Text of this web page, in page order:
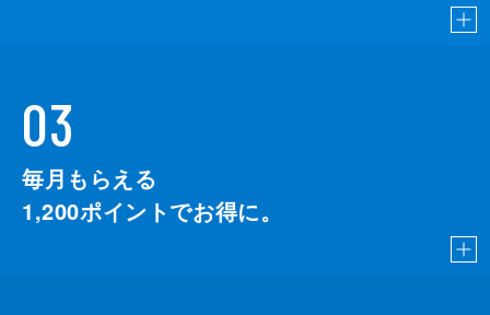
03
毎月もらえる
1,200ポイントでお得に。